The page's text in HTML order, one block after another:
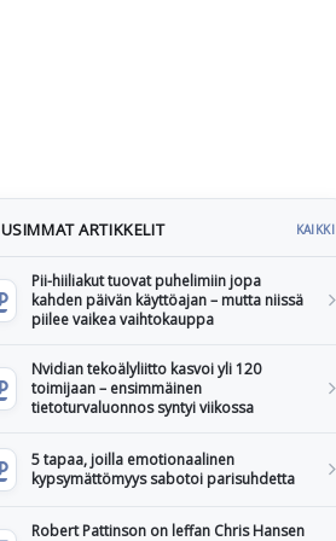
ARTIKKELIT KAIKKI
Pii-hiiliakut tuovat puhelimiin jopa
kahden päivän käyttöajan – mutta niissä
piilee vaikea vaihtokauppa
Nvidian tekoälyliitto kasvoi yli 120
toimijaan – ensimmäinen
tietoturvaluonnos syntyi viikossa
5 tapaa, joilla emotionaalinen
kypsymättömyys sabotoi parisuhdetta
Robert Pattinson on leffan Chris Hansen